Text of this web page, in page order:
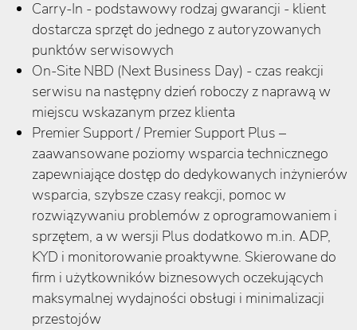
Carry-In - podstawowy rodzaj gwarancji - klient
dostarcza sprzęt do jednego z autoryzowanych
punktów serwisowych
On-Site NBD (Next Business Day) - czas reakcji
serwisu na następny dzień roboczy z naprawą w
miejscu wskazanym przez klienta
Premier Support / Premier Support Plus –
zaawansowane poziomy wsparcia technicznego
zapewniające dostęp do dedykowanych inżynierów
wsparcia, szybsze czasy reakcji, pomoc w
rozwiązywaniu problemów z oprogramowaniem i
sprzętem, a w wersji Plus dodatkowo m.in. ADP,
KYD i monitorowanie proaktywne. Skierowane do
firm i użytkowników biznesowych oczekujących
maksymalnej wydajności obsługi i minimalizacji
przestojów